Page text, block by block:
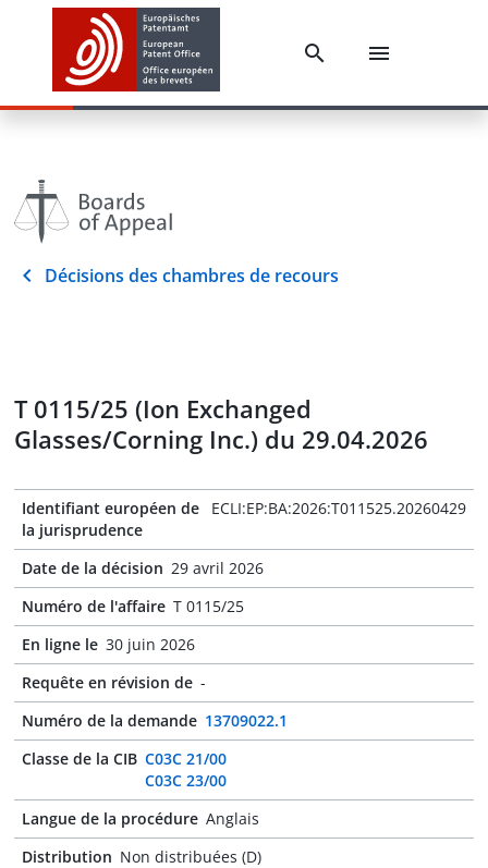
Décisions des chambres de recours
T 0115/25 (Ion Exchanged
Glasses/Corning Inc.) du 29.04.2026
Identifiant européen de
la jurisprudence
ECLI:EP:BA:2026:T011525.20260429
Date de la décision 29 avril 2026
Numéro de l'affaire T 0115/25
En ligne le 30 juin 2026
Requête en révision de -
Numéro de la demande 13709022.1
Classe de la CIB C03C 21/00
C03C 23/00
Langue de la procédure Anglais
Distribution Non distribuées (D)